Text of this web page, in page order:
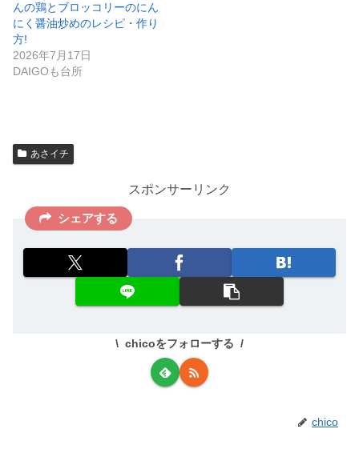
んの鶏とブロッコリーのにん
にく醤油炒めのレシピ・作り
方!
2026年7月17日
DAIGOも台所
あさイチ
スポンサーリンク
シェアする
chicoをフォローする
chico